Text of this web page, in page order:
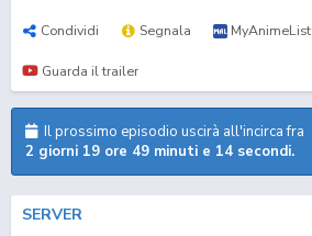
Condividi Segnala MyAnimeList
Guarda il trailer
Il prossimo episodio uscirà all'incirca fra
2 giorni 19 ore 49 minuti e 13 secondi.
SERVER